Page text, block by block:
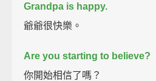
Grandpa is happy.
爺爺很快樂。
Are you starting to believe?
你開始相信了嗎？